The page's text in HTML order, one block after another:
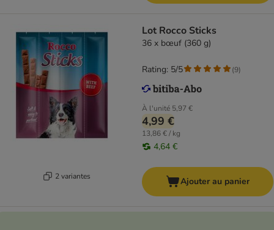
2 variantes
Lot Rocco Sticks
36 x bœuf (360 g)
À l'unité 5,97 €
4,99 €
13,86 € / kg
4,64 €
Rating: 5/5 (9)
Ajouter au panier